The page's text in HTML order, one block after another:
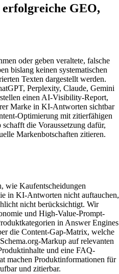
GEO,
oder geben veraltete, falsche
bislang keinen systematischen
Texten dargestellt werden.
Perplexity, Claude, Gemini
einen AI-Visibility-Report,
Marke in KI-Antworten sichtbar
Optimierung mit zitierfähigen
die Voraussetzung dafür,
Markenbotschaften zitieren.
wie Kaufentscheidungen
in KI-Antworten nicht auftauchen,
nicht berücksichtigt. Wir
und High-Value-Prompt-
in Answer Engines
die Content-Gap-Matrix, welche
Markup auf relevanten
und eine FAQ-
machen Produktinformationen für
und zitierbar.